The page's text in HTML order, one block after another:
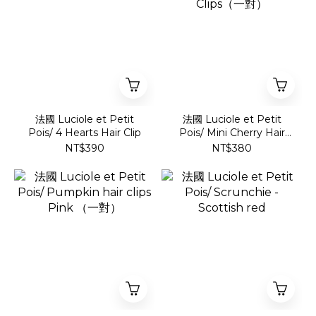
法國 Luciole et Petit
Pois/ 4 Hearts Hair Clip
NT$390
法國 Luciole et Petit
Pois/ Mini Cherry Hair
Clips（一對）
NT$380